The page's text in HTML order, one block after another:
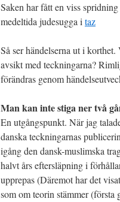
Saken har fått en viss
medeltida judesugga i taz
Så ser händelserna ut i
avsikt med teckningarna?
förändras genom
Man kan inte stiga ner två
En utgångspunkt. När jag
danska teckningarnas
igång den dansk-muslimska
halvt års eftersläpning i
upprepas (Däremot har det
som om teorin stämmer (första